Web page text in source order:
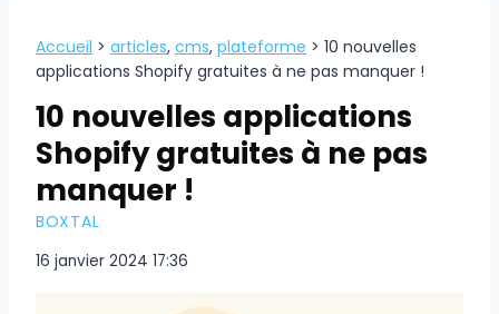
Accueil > articles, cms, plateforme > 10 nouvelles
applications Shopify gratuites à ne pas manquer !
10 nouvelles applications
Shopify gratuites à ne pas
manquer !
BOXTAL
16 janvier 2024 17:36